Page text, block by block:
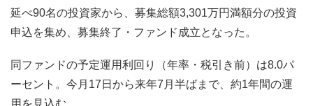
延べ90名の投資家から、募集総額3,301万円満額分の投資
申込を集め、募集終了・ファンド成立となった。
同ファンドの予定運用利回り（年率・税引き前）は8.0パ
ーセント。今月17日から来年7月半ばまで、約1年間の運
用を見込む。